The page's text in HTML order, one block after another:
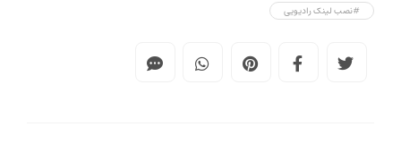
#نصب لینک رادیویی